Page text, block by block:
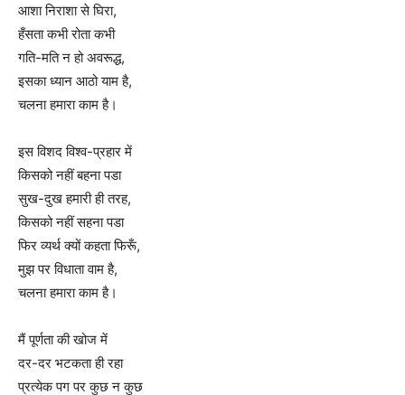
आशा निराशा से घिरा,
हँसता कभी रोता कभी
गति-मति न हो अवरूद्ध,
इसका ध्यान आठो याम है,
चलना हमारा काम है।
इस विशद विश्व-प्रहार में
किसको नहीं बहना पडा
सुख-दुख हमारी ही तरह,
किसको नहीं सहना पडा
फिर व्यर्थ क्यों कहता फिरूँ,
मुझ पर विधाता वाम है,
चलना हमारा काम है।
मैं पूर्णता की खोज में
दर-दर भटकता ही रहा
प्रत्येक पग पर कुछ न कुछ